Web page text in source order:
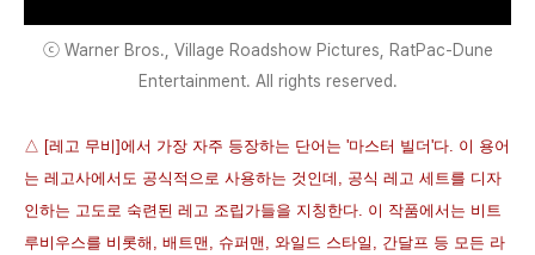
ⓒ Warner Bros., Village Roadshow Pictures, RatPac-Dune
Entertainment. All rights reserved.
△ [레고 무비]에서 가장 자주 등장하는 단어는 '마스터 빌더'다. 이 용어
는 레고사에서도 공식적으로 사용하는 것인데, 공식 레고 세트를 디자
인하는 고도로 숙련된 레고 조립가들을 지칭한다. 이 작품에서는 비트
루비우스를 비롯해, 배트맨, 슈퍼맨, 와일드 스타일, 간달프 등 모든 라